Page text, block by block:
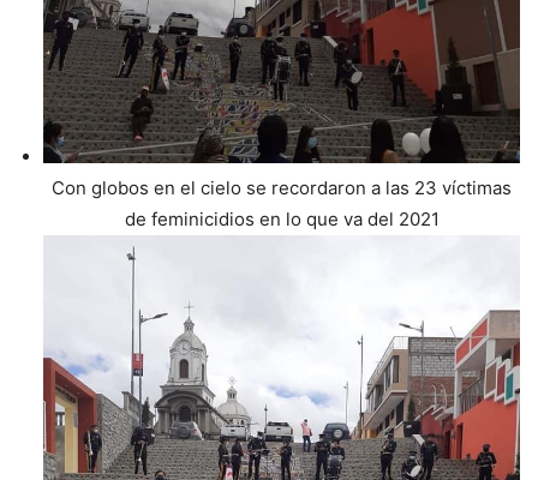
Con globos en el cielo se recordaron a las 23 víctimas
de feminicidios en lo que va del 2021